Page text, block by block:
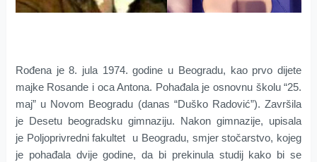
Rođena je 8. jula 1974. godine u Beogradu, kao prvo dijete
majke Rosande i oca Antona. Pohađala je osnovnu školu “25.
maj” u Novom Beogradu (danas “Duško Radović”). Završila
je Desetu beogradsku gimnaziju. Nakon gimnazije, upisala
je Poljoprivredni fakultet u Beogradu, smjer stočarstvo, kojeg
je pohađala dvije godine, da bi prekinula studij kako bi se